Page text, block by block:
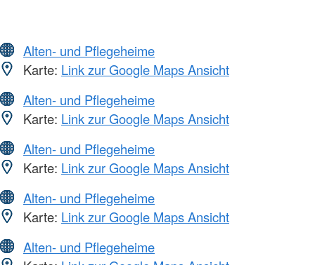
Alten- und Pflegeheime
Karte: Link zur Google Maps Ansicht
Alten- und Pflegeheime
Karte: Link zur Google Maps Ansicht
Alten- und Pflegeheime
Karte: Link zur Google Maps Ansicht
Alten- und Pflegeheime
Karte: Link zur Google Maps Ansicht
Alten- und Pflegeheime